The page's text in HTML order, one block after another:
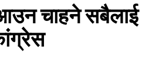
चाहने सबैलाई